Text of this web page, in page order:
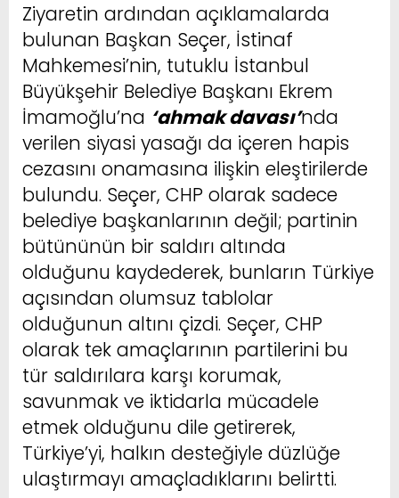
Ziyaretin ardından açıklamalarda
bulunan Başkan Seçer, İstinaf
Mahkemesi’nin, tutuklu İstanbul
Büyükşehir Belediye Başkanı Ekrem
İmamoğlu’na ‘ahmak davası’nda
verilen siyasi yasağı da içeren hapis
cezasını onamasına ilişkin eleştirilerde
bulundu. Seçer, CHP olarak sadece
belediye başkanlarının değil; partinin
bütününün bir saldırı altında
olduğunu kaydederek, bunların Türkiye
açısından olumsuz tablolar
olduğunun altını çizdi. Seçer, CHP
olarak tek amaçlarının partilerini bu
tür saldırılara karşı korumak,
savunmak ve iktidarla mücadele
etmek olduğunu dile getirerek,
Türkiye’yi, halkın desteğiyle düzlüğe
ulaştırmayı amaçladıklarını belirtti.